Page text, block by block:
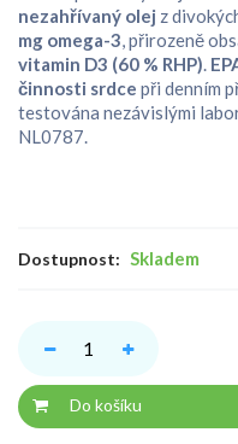
nezahřívaný olej z
mg omega-3, přirozeně
vitamin D3 (60 % RHP).
činnosti srdce při denním
testována nezávislými
NL0787.
Dostupnost: Skladem
Do košíku